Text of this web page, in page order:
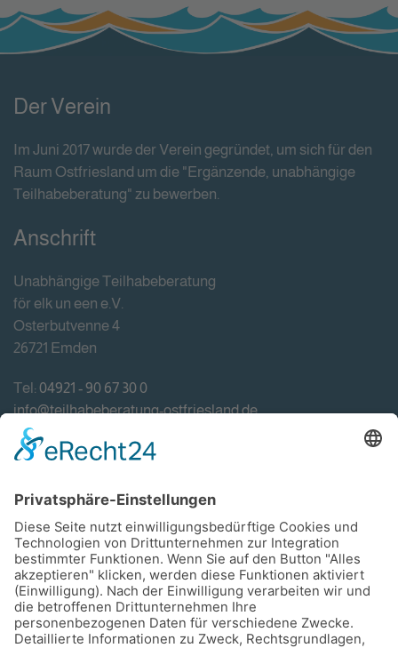
Der Verein
Im Juni 2017 wurde der Verein gegründet, um sich für den
Raum Ostfriesland um die "Ergänzende, unabhängige
Teilhabeberatung" zu bewerben.
Anschrift
Unabhängige Teilhabeberatung
för elk un een e.V.
Osterbutvenne 4
26721 Emden
Tel: 04921 - 90 67 30 0
info@teilhabeberatung-ostfriesland.de
Förderung